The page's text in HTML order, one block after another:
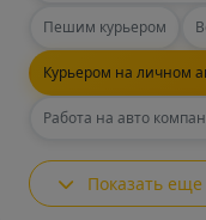
Пешим курьером
Курьером на личном
Работа на авто
Показать еще